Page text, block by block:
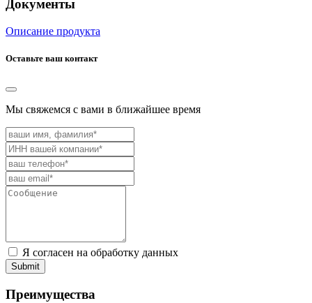
Документы
Описание продукта
Оставьте ваш контакт
Мы свяжемся с вами в ближайшее время
Я согласен на обработку данных
Submit
Преимущества